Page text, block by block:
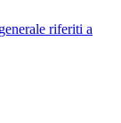
riferiti a